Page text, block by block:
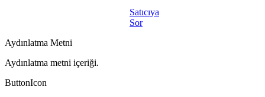
Satıcıya
Sor
Aydınlatma Metni
Aydınlatma metni içeriği.
ButtonIcon